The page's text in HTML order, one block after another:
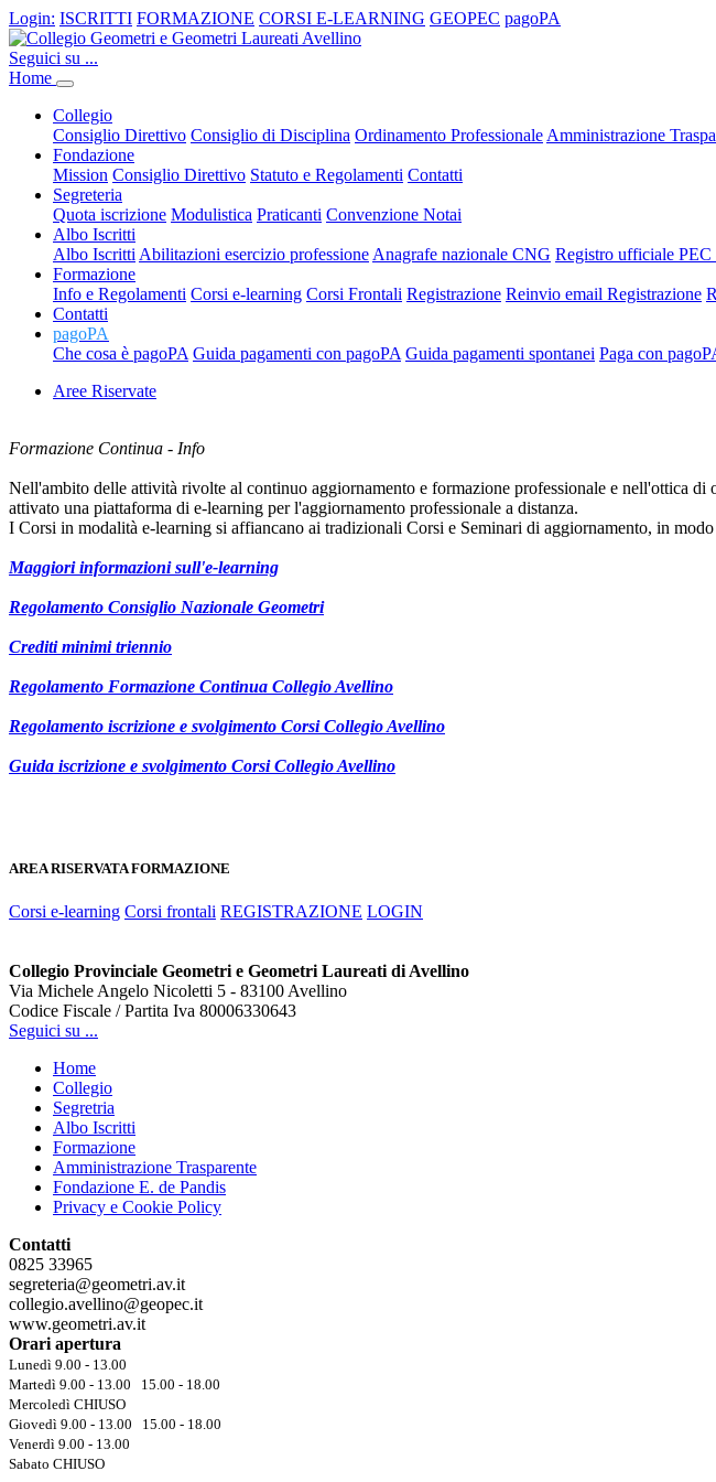
Login: ISCRITTI FORMAZIONE CORSI E-LEARNING GEOPEC pagoPA
Seguici su ...
Home
Collegio
Consiglio Direttivo Consiglio di Disciplina Ordinamento Professionale Amministrazione
Fondazione
Mission Consiglio Direttivo Statuto e Regolamenti Contatti
Segreteria
Quota iscrizione Modulistica Praticanti Convenzione Notai
Albo Iscritti
Albo Iscritti Abilitazioni esercizio professione Anagrafe nazionale CNG Registro ufficiale
Formazione
Info e Regolamenti Corsi e-learning Corsi Frontali Registrazione Reinvio email Registrazione
Contatti
pagoPA
Che cosa è pagoPA Guida pagamenti con pagoPA Guida pagamenti spontanei Paga con
Aree Riservate
Formazione Continua - Info
Nell'ambito delle attività rivolte al continuo aggiornamento e formazione professionale e nell'ottica
attivato una piattaforma di e-learning per l'aggiornamento professionale a distanza.
I Corsi in modalità e-learning si affiancano ai tradizionali Corsi e Seminari di aggiornamento, in
Maggiori informazioni sull'e-learning
Regolamento Consiglio Nazionale Geometri
Crediti minimi triennio
Regolamento Formazione Continua Collegio Avellino
Regolamento iscrizione e svolgimento Corsi Collegio Avellino
Guida iscrizione e svolgimento Corsi Collegio Avellino
AREA RISERVATA FORMAZIONE
Corsi e-learning Corsi frontali REGISTRAZIONE LOGIN
Collegio Provinciale Geometri e Geometri Laureati di Avellino
Via Michele Angelo Nicoletti 5 - 83100 Avellino
Codice Fiscale / Partita Iva 80006330643
Seguici su ...
Home
Collegio
Segretria
Albo Iscritti
Formazione
Amministrazione Trasparente
Fondazione E. de Pandis
Privacy e Cookie Policy
Contatti
0825 33965
segreteria@geometri.av.it
collegio.avellino@geopec.it
www.geometri.av.it
Orari apertura
Lunedì 9.00 - 13.00
Martedì 9.00 - 13.00 15.00 - 18.00
Mercoledì CHIUSO
Giovedì 9.00 - 13.00 15.00 - 18.00
Venerdì 9.00 - 13.00
Sabato CHIUSO